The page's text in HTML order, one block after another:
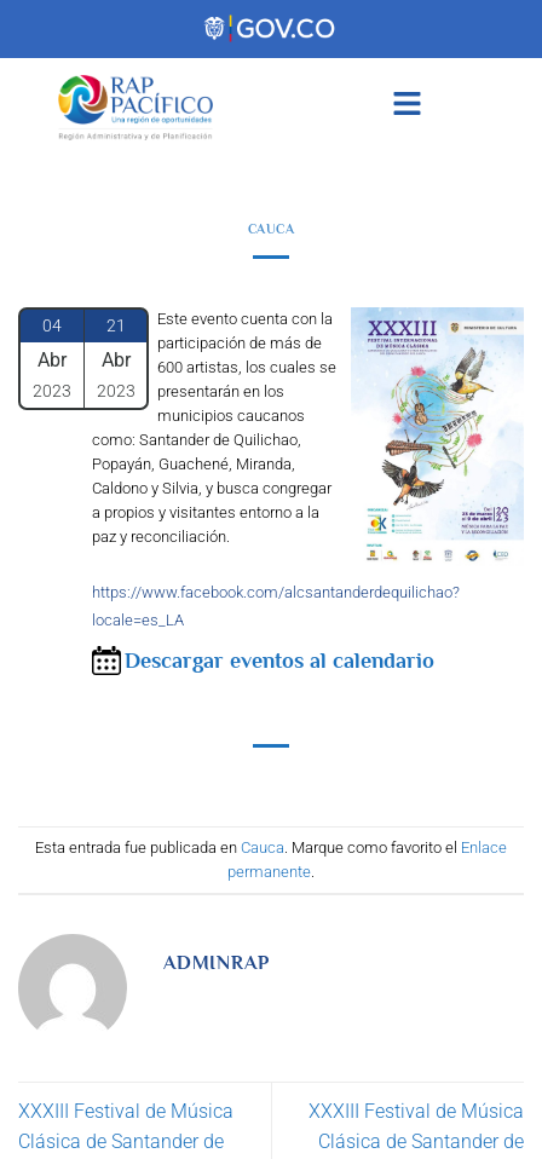
CAUCA
04
Abr
2023
21
Abr
2023
Este evento cuenta con la
participación de más de
600 artistas, los cuales se
presentarán en los
municipios caucanos
como: Santander de Quilichao,
Popayán, Guachené, Miranda,
Caldono y Silvia, y busca congregar
a propios y visitantes entorno a la
paz y reconciliación.
https://www.facebook.com/alcsantanderdequilichao?
locale=es_LA
Descargar eventos al calendario
Esta entrada fue publicada en Cauca . Marque como favorito el Enlace
permanente
ADMINRAP
XXXIII Festival de Música
Clásica de Santander de
XXXIII Festival de Música
Clásica de Santander de